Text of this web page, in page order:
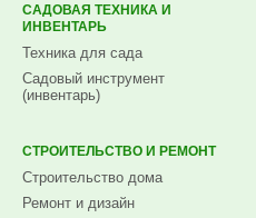
САДОВАЯ ТЕХНИКА И
ИНВЕНТАРЬ
Техника для сада
Садовый инструмент
(инвентарь)
СТРОИТЕЛЬСТВО И РЕМОНТ
Строительство дома
Ремонт и дизайн